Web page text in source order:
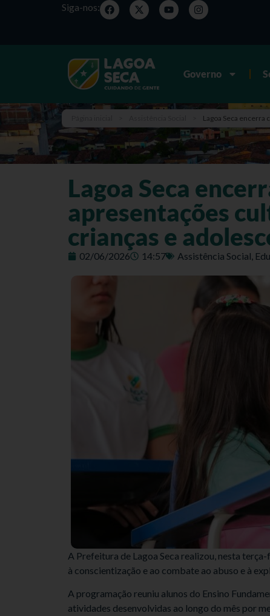
Siga-nos:
Governo
Lagoa Seca
Lagoa Seca
apresentações
crianças e
02/06/2026 14:57 Assistência Social,
A Prefeitura de Lagoa Seca realizou, nesta
à conscientização e ao combate ao abuso e à
A programação reuniu alunos do Ensino
atividades desenvolvidas ao longo do mês por